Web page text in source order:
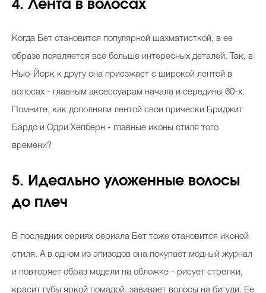
4. Лента в волосах
Когда Бет становится популярной шахматисткой, в ее
образе появляется все больше интересных деталей. Так, в
Нью-Йорк к другу она приезжает с широкой лентой в
волосах - главным аксессуарам начала и середины 60-х.
Помните, как дополняли лентой свои прически Бриджит
Бардо и Одри Хепберн - главные иконы стиля того
времени?
5. Идеально уложенные волосы
до плеч
В последних сериях сериала Бет тоже становится иконой
стиля. А в одном из эпизодов она покупает модный журнал
и повторяет образ модели на обложке - рисует стрелки,
красит губы яркой помадой, завивает волосы на бигуди. Ее